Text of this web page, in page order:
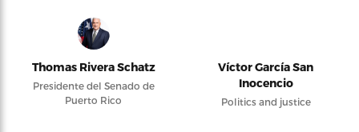
Thomas Rivera Schatz
Presidente del Senado de
Puerto Rico
Víctor García San
Inocencio
Politics and justice